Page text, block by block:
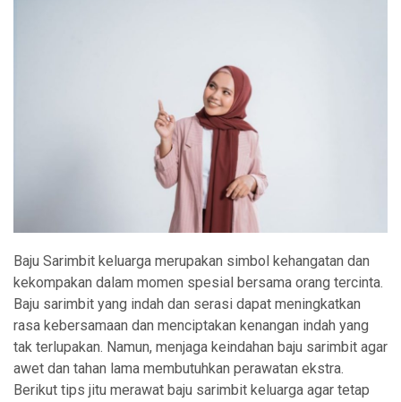
Baju Sarimbit keluarga merupakan simbol kehangatan dan
kekompakan dalam momen spesial bersama orang tercinta.
Baju sarimbit yang indah dan serasi dapat meningkatkan
rasa kebersamaan dan menciptakan kenangan indah yang
tak terlupakan. Namun, menjaga keindahan baju sarimbit agar
awet dan tahan lama membutuhkan perawatan ekstra.
Berikut tips jitu merawat baju sarimbit keluarga agar tetap